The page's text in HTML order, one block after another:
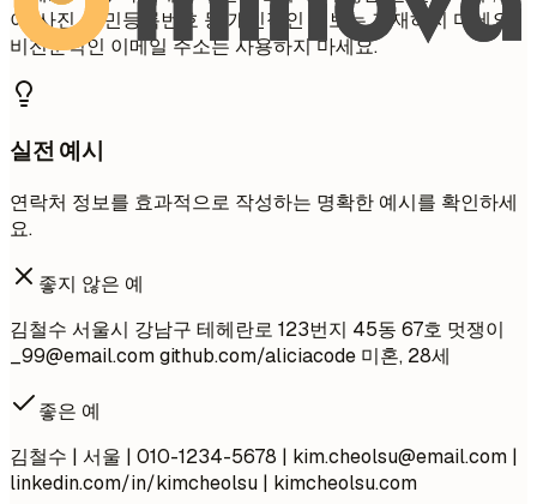
이, 사진, 주민등록번호 등 개인적인 정보는 기재하지 마세요.
비전문적인 이메일 주소는 사용하지 마세요.
실전 예시
연락처 정보를 효과적으로 작성하는 명확한 예시를 확인하세
요.
좋지 않은 예
김철수 서울시 강남구 테헤란로 123번지 45동 67호 멋쟁이
_99@email.comgithub.com/aliciacode 미혼, 28세
좋은 예
김철수 | 서울 | 010-1234-5678 | kim.cheolsu@email.com |
linkedin.com/in/kimcheolsu | kimcheolsu.com